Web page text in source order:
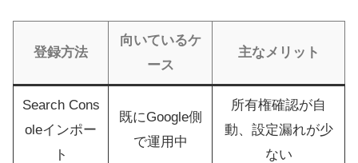
登録方法
向いているケ
ース
主なメリット
Search Cons
oleインポー
ト
既にGoogle側
で運用中
所有権確認が自
動、設定漏れが少
ない